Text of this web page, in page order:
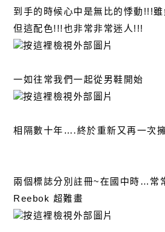
到手的時候心中是無比的悸動!!!
但這配色!!!也非常非常迷人!!!
一如往常我們一起從男鞋開始
相隔數十年….終於重新又再一次
兩個標誌分別註冊~在國中時…常
Reebok 超難畫